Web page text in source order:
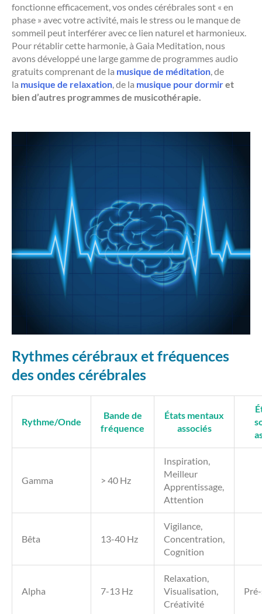
fonctionne efficacement, vos ondes cérébrales sont « en
phase » avec votre activité, mais le stress ou le manque de
sommeil peut interférer avec ce lien naturel et harmonieux.
Pour rétablir cette harmonie, à Gaia Meditation, nous
avons développé une large gamme de programmes audio
gratuits comprenant de la musique de méditation , de
la musique de relaxation , de la musique pour dormiret
bien d’autres programmes de musicothérapie.
Rythmes cérébraux et fréquences
des ondes cérébrales
Rythme/Onde
Bande de
fréquence
États mentaux
associés
Gamma > 40 Hz
Inspiration,
Meilleur
Apprentissage,
Attention
Bêta 13-40 Hz
Vigilance,
Concentration,
Cognition
Alpha 7-13 Hz
Relaxation,
Visualisation,
Créativité